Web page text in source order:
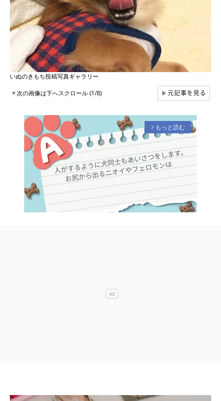
いぬのきもち投稿写真ギャラリー
▼次の画像は下へスクロール (1/8) ▶元記事を見る
arrow_forward_ios もっと読む